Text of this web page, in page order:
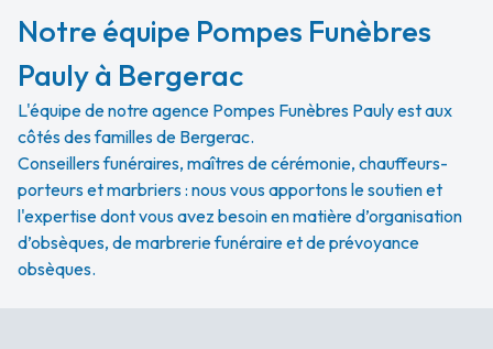
Notre équipe Pompes Funèbres
Pauly à Bergerac
L'équipe de notre agence Pompes Funèbres Pauly est aux
côtés des familles de Bergerac.
Conseillers funéraires, maîtres de cérémonie, chauffeurs-
porteurs et marbriers : nous vous apportons le soutien et
l'expertise dont vous avez besoin en matière d’organisation
d’obsèques, de marbrerie funéraire et de prévoyance
obsèques.